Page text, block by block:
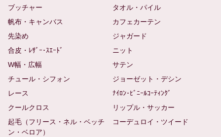
ブッチャー
タオル・パイル
帆布・キャンバス
カフェカーテン
先染め
ジャガード
合皮・ﾚｻﾞｰ･ｽｴｰﾄﾞ
ニット
W幅・広幅
サテン
チュール・シフォン
ジョーゼット・デシン
レース
ﾅｲﾛﾝ･ﾋﾞﾆｰﾙｺｰﾃｨﾝｸﾞ
クールクロス
リップル・サッカー
起毛（フリース・ネル・ベッチ
ン・ベロア）
コーデュロイ・ツイード